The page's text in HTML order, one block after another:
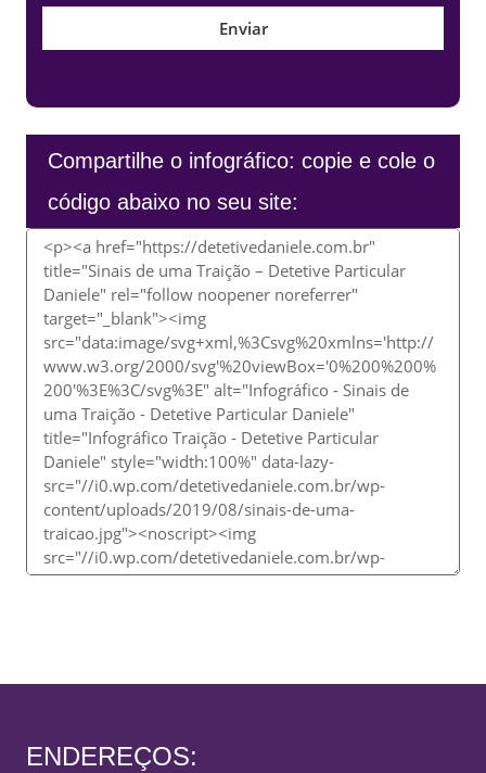
Compartilhe o infográfico: copie e cole o
código abaixo no seu site:
ENDEREÇOS: